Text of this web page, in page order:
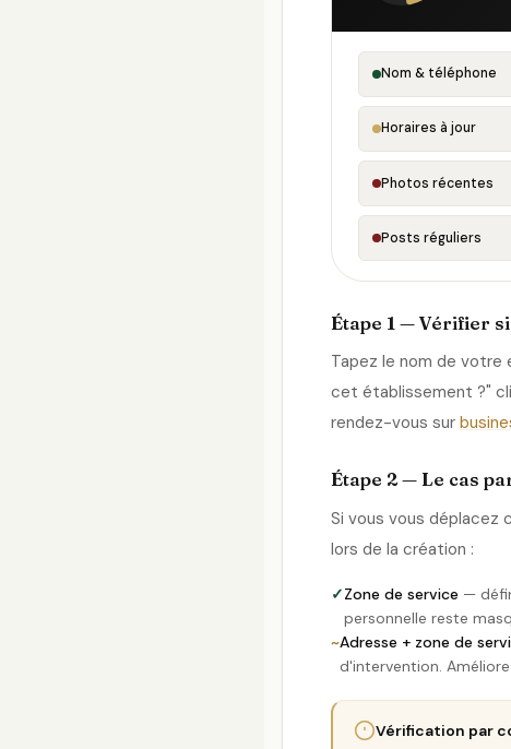
Nom & téléphone
Horaires à jour
Photos récentes
Posts réguliers
Étape 1 — Vérifier
Tapez le nom de votre
cet établissement ?"
rendez-vous sur
Étape 2 — Le cas
Si vous vous déplacez
lors de la création :
✓Zone de service —
personnelle reste
~Adresse + zone de
d'intervention.
Vérification par